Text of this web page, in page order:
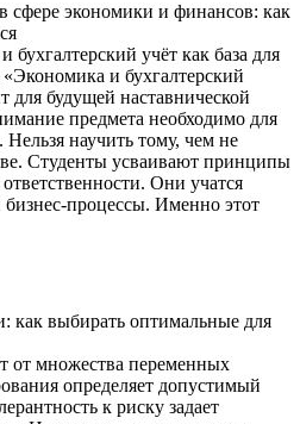
сфере экономики и финансов: как
учёт как база для
и бухгалтерский
для будущей наставнической
предмета необходимо для
Нельзя научить тому, чем не
Студенты усваивают принципы
Они учатся
процессы. Именно этот
как выбирать оптимальные для
от множества переменных
определяет допустимый
к риску задает